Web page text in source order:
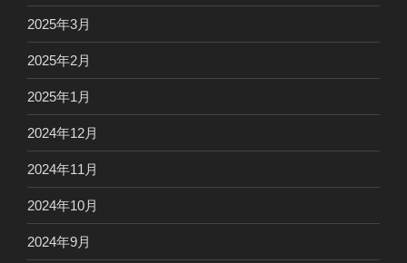
2025年3月
2025年2月
2025年1月
2024年12月
2024年11月
2024年10月
2024年9月